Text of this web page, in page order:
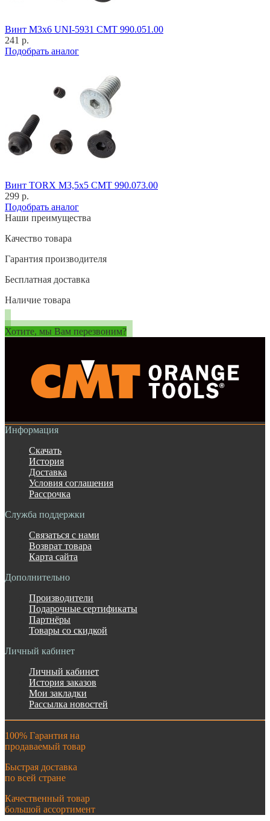
Винт M3x6 UNI-5931 CMT 990.051.00
241 р.
Подобрать аналог
Винт TORX M3,5x5 CMT 990.073.00
299 р.
Подобрать аналог
Наши преимущества
Качество товара
Гарантия производителя
Бесплатная доставка
Наличие товара
Хотите, мы Вам перезвоним?
Информация
Скачать
История
Доставка
Условия соглашения
Рассрочка
Служба поддержки
Связаться с нами
Возврат товара
Карта сайта
Дополнительно
Производители
Подарочные сертификаты
Партнёры
Товары со скидкой
Личный кабинет
Личный кабинет
История заказов
Мои закладки
Рассылка новостей
100% Гарантия на
продаваемый товар
Быстрая доставка
по всей стране
Качественный товар
большой ассортимент